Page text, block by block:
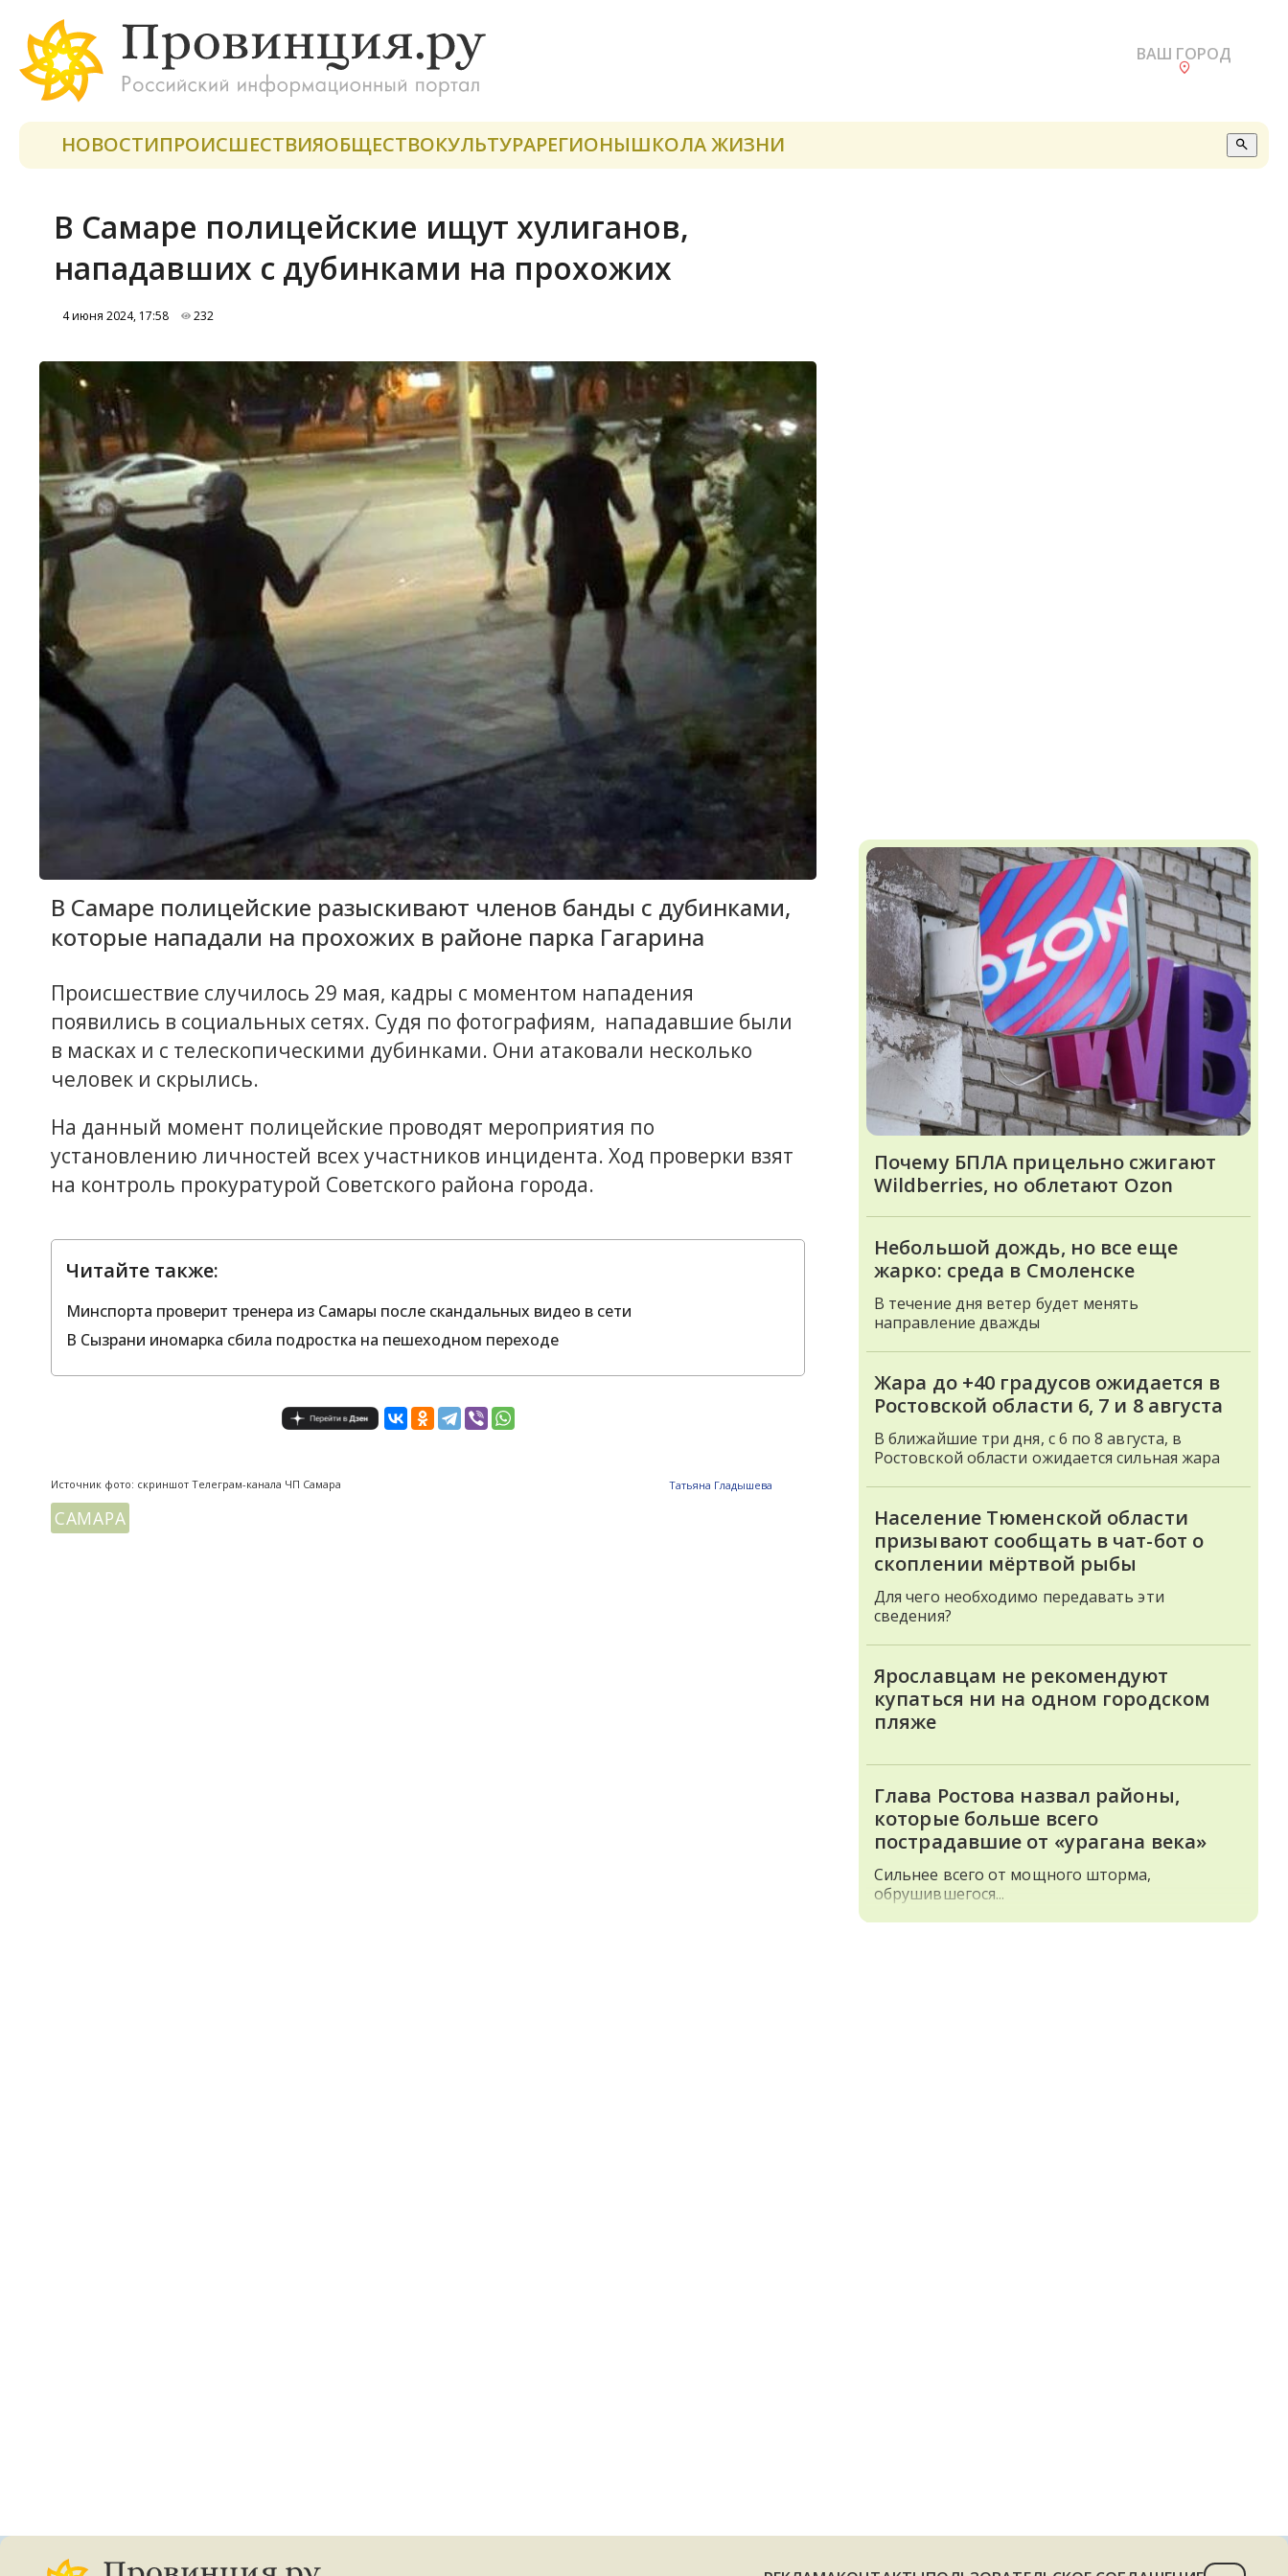
ВАШ ГОРОД
НОВОСТИПРОИСШЕСТВИЯОБЩЕСТВОКУЛЬТУРАРЕГИОНЫШКОЛА ЖИЗНИ
В Самаре полицейские ищут хулиганов,
нападавших с дубинками на прохожих
4 июня 2024, 17:58 232
В Самаре полицейские разыскивают членов банды с дубинками,
которые нападали на прохожих в районе парка Гагарина
Происшествие случилось 29 мая, кадры с моментом нападения
появились в социальных сетях. Судя по фотографиям, нападавшие были
в масках и с телескопическими дубинками. Они атаковали несколько
человек и скрылись.
На данный момент полицейские проводят мероприятия по
установлению личностей всех участников инцидента. Ход проверки взят
на контроль прокуратурой Советского района города.
Читайте также:
Минспорта проверит тренера из Самары после скандальных видео в сети
В Сызрани иномарка сбила подростка на пешеходном переходе
Источник фото: скриншот Телеграм-канала ЧП Самара Татьяна Гладышева
САМАРА
Почему БПЛА прицельно сжигают
Wildberries, но облетают Ozon
Небольшой дождь, но все еще
жарко: среда в Смоленске
В течение дня ветер будет менять
направление дважды
Жара до +40 градусов ожидается в
Ростовской области 6, 7 и 8 августа
В ближайшие три дня, с 6 по 8 августа, в
Ростовской области ожидается сильная жара
Население Тюменской области
призывают сообщать в чат-бот о
скоплении мёртвой рыбы
Для чего необходимо передавать эти
сведения?
Ярославцам не рекомендуют
купаться ни на одном городском
пляже
Глава Ростова назвал районы,
которые больше всего
пострадавшие от «урагана века»
Сильнее всего от мощного шторма,
обрушившегося...